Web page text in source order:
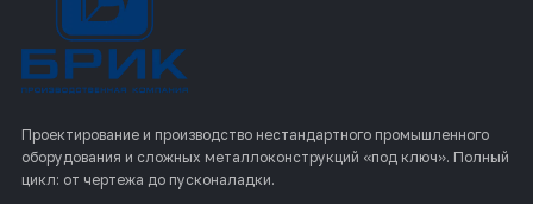
Проектирование и производство нестандартного промышленного
оборудования и сложных металлоконструкций «под ключ». Полный
цикл: от чертежа до пусконаладки.